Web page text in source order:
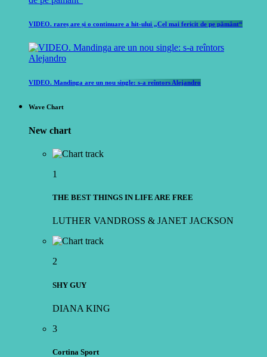
VIDEO. rareș are și o continuare a hit-ului „Cel mai fericit de pe pământ“
VIDEO. Mandinga are un nou single: s-a reîntors Alejandro
Wave Chart
New chart
1
THE BEST THINGS IN LIFE ARE FREE
LUTHER VANDROSS & JANET JACKSON
2
SHY GUY
DIANA KING
3
Cortina Sport